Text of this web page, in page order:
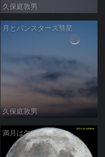
久保庭敦男
月とパンスターズ彗星
久保庭敦男
満月は欠けている